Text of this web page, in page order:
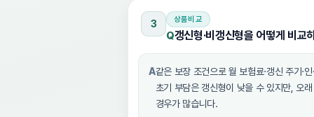
3 상품비교
Q갱신형·비갱신형을 어떻게 비교
A같은 보장 조건으로 월 보험료·갱신 주기·
초기 부담은 갱신형이 낮을 수 있지만, 오
경우가 많습니다.